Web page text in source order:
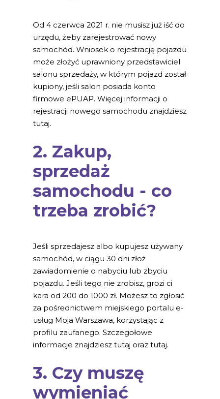
Od 4 czerwca 2021 r. nie musisz już iść do
urzędu, żeby zarejestrować nowy
samochód. Wniosek o rejestrację pojazdu
może złożyć uprawniony przedstawiciel
salonu sprzedaży, w którym pojazd został
kupiony, jeśli salon posiada konto
firmowe ePUAP. Więcej informacji o
rejestracji nowego samochodu znajdziesz
tutaj.
2. Zakup,
sprzedaż
samochodu - co
trzeba zrobić?
Jeśli sprzedajesz albo kupujesz używany
samochód, w ciągu 30 dni złoż
zawiadomienie o nabyciu lub zbyciu
pojazdu. Jeśli tego nie zrobisz, grozi ci
kara od 200 do 1000 zł. Możesz to zgłosić
za pośrednictwem miejskiego portalu e-
usług Moja Warszawa, korzystając z
profilu zaufanego. Szczegołowe
informacje znajdziesz tutaj oraz tutaj.
3. Czy muszę
wymieniać